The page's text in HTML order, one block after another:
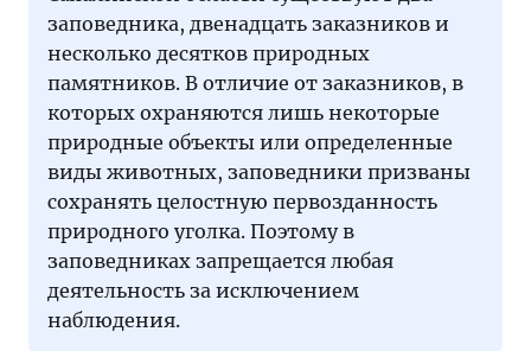
заповедника, двенадцать заказников и
несколько десятков природных
памятников. В отличие от заказников, в
которых охраняются лишь некоторые
природные объекты или определенные
виды животных, заповедники призваны
сохранять целостную первозданность
природного уголка. Поэтому в
заповедниках запрещается любая
деятельность за исключением
наблюдения.